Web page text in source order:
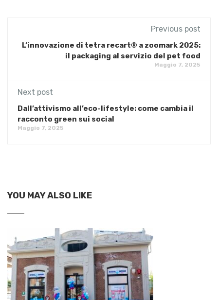
Previous post
L’innovazione di tetra recart® a zoomark 2025:
il packaging al servizio del pet food
Maggio 7, 2025
Next post
Dall’attivismo all’eco-lifestyle: come cambia il
racconto green sui social
Maggio 7, 2025
YOU MAY ALSO LIKE